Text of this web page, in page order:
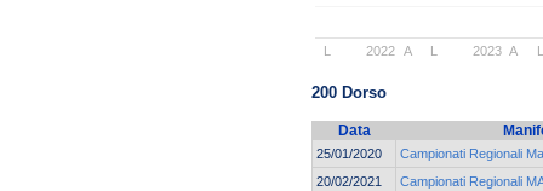
2022 2023
L A L A L
200 Dorso
Data
25/01/2020
Campionati Regionali
20/02/2021
Campionati Regionali